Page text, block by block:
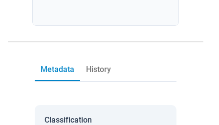
Metadata History
Classification